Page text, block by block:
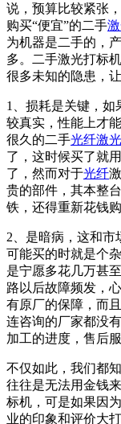
说，预算比较紧张
购买“便宜”的二手
为机器是二手的，
多。二手激光打标
很多未知的隐患，
1、损耗是关键，如
较真实，性能上才
很久的二手光纤激
了，这时候买了就
了，然而对于光纤
贵的部件，其本整
铁，还得重新花钱
2、是暗病，这和市
可能买的时就是个
是宁愿多花几万甚
路以后故障频发，
有原厂的保障，而
连咨询的厂家都没
加工的进度，售后
不仅如此，我们都
往往是无法用金钱
标机，可是如果因
业的印象和评价大